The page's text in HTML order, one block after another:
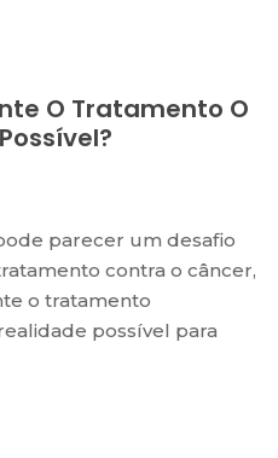
O Tratamento O
parecer um desafio
contra o câncer,
o tratamento
possível para